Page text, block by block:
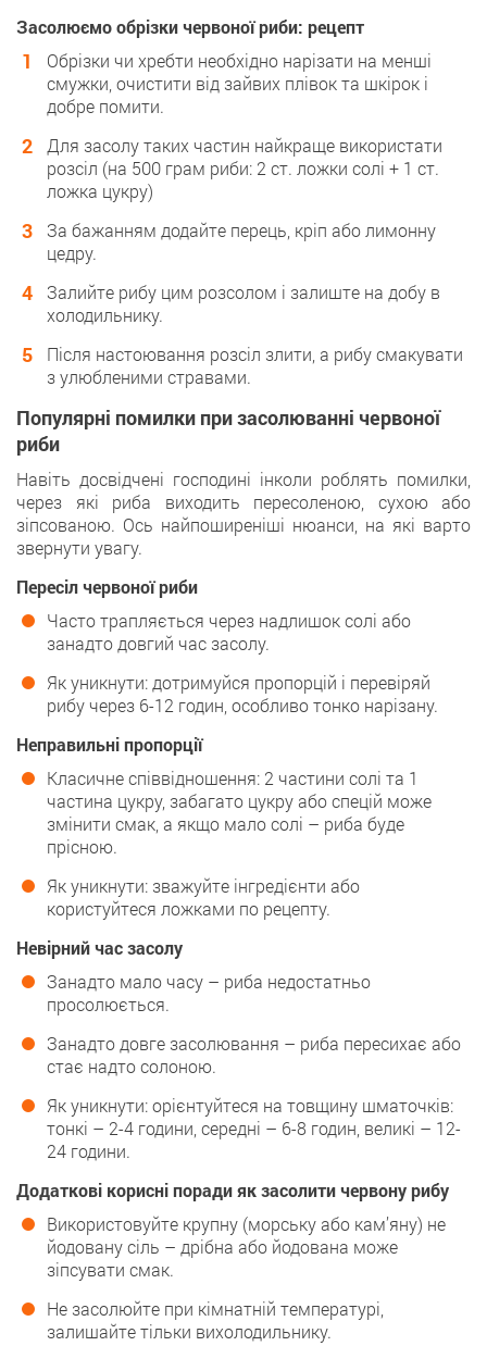
Засолюємо обрізки червоної риби: рецепт
Обрізки чи хребти необхідно нарізати на менші
смужки, очистити від зайвих плівок та шкірок і
добре помити.
Для засолу таких частин найкраще використати
розсіл (на 500 грам риби: 2 ст. ложки солі + 1 ст.
ложка цукру)
За бажанням додайте перець, кріп або лимонну
цедру.
Залийте рибу цим розсолом і залиште на добу в
холодильнику.
Після настоювання розсіл злити, а рибу смакувати
з улюбленими стравами.
Популярні помилки при засолюванні червоної
риби
Навіть досвідчені господині інколи роблять помилки,
через які риба виходить пересоленою, сухою або
зіпсованою. Ось найпоширеніші нюанси, на які варто
звернути увагу.
Пересіл червоної риби
Часто трапляється через надлишок солі або
занадто довгий час засолу.
Як уникнути: дотримуйся пропорцій і перевіряй
рибу через 6-12 годин, особливо тонко нарізану.
Неправильні пропорції
Класичне співвідношення: 2 частини солі та 1
частина цукру, забагато цукру або спецій може
змінити смак, а якщо мало солі – риба буде
прісною.
Як уникнути: зважуйте інгредієнти або
користуйтеся ложками по рецепту.
Невірний час засолу
Занадто мало часу – риба недостатньо
просолюється.
Занадто довге засолювання – риба пересихає або
стає надто солоною.
Як уникнути: орієнтуйтеся на товщину шматочків:
тонкі – 2-4 години, середні – 6-8 годин, великі – 12-
24 години.
Додаткові корисні поради як засолити червону рибу
Використовуйте крупну (морську або кам’яну) не
йодовану сіль – дрібна або йодована може
зіпсувати смак.
Не засолюйте при кімнатній температурі,
залишайте тільки вихолодильнику.